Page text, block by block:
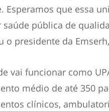
Esperamos que essa
pública de
o presidente da
vai funcionar como
médio de até 350
clínicos,